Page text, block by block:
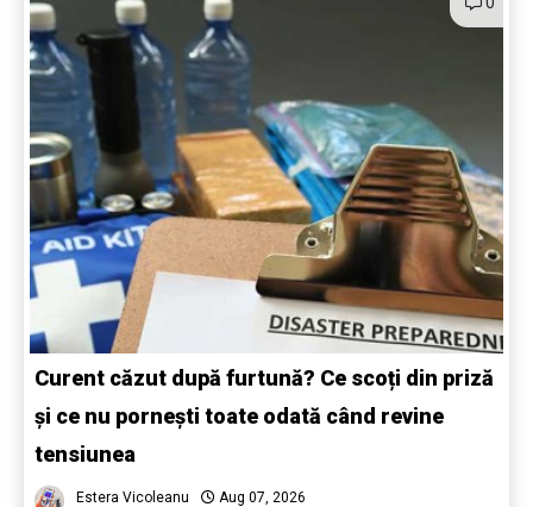
Curent căzut după furtună? Ce scoți din priză
și ce nu pornești toate odată când revine
tensiunea
Estera Vicoleanu Aug 07, 2026